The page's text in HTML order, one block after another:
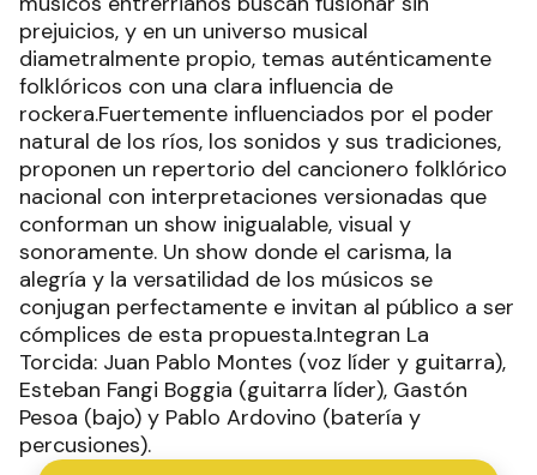
prejuicios, y en un universo musical
diametralmente propio, temas auténticamente
folklóricos con una clara influencia de
rockera.Fuertemente influenciados por el poder
natural de los ríos, los sonidos y sus tradiciones,
proponen un repertorio del cancionero folklórico
nacional con interpretaciones versionadas que
conforman un show inigualable, visual y
sonoramente. Un show donde el carisma, la
alegría y la versatilidad de los músicos se
conjugan perfectamente e invitan al público a ser
cómplices de esta propuesta.Integran La
Torcida: Juan Pablo Montes (voz líder y guitarra),
Esteban Fangi Boggia (guitarra líder), Gastón
Pesoa (bajo) y Pablo Ardovino (batería y
percusiones).